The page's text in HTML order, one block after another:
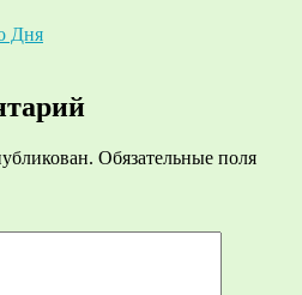
Дня
Обязательные поля